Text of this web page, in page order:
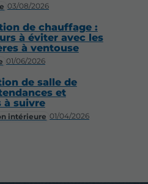
03/08/2026
01/06/2026
de chauffage :
à éviter avec les
à ventouse
intérieure 01/04/2026
de salle de
et
à suivre